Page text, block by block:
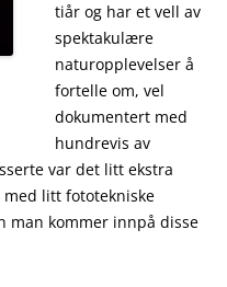
tiår og har et vell av
spektakulære
naturopplevelser å
fortelle om, vel
dokumentert med
hundrevis av
var det litt ekstra
litt fototekniske
man kommer innpå disse